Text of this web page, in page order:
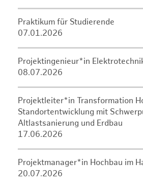
Praktikum für Studierende
07.01.2026
Projektingenieur*in
08.07.2026
Projektleiter*in Transformation
Standortentwicklung mit
Altlastsanierung und Erdbau
17.06.2026
Projektmanager*in Hochbau im
20.07.2026